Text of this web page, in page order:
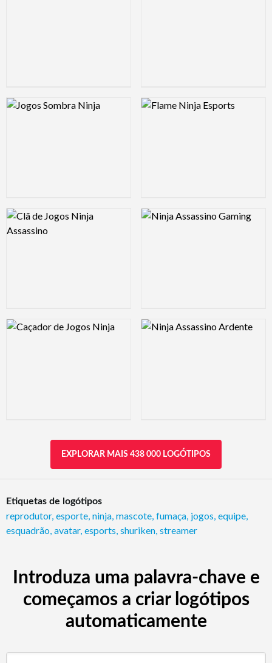
Logo Preview Image Logo Preview Image
Logo Preview Image Logo Preview Image
Logo Preview Image Logo Preview Image
EXPLORAR MAIS 438 000 LOGÓTIPOS
Etiquetas de logótipos
reprodutor, esporte ninja mascote fumaça jogos equipe
esquadrão avatar, esports shuriken streamer
Introduza uma palavra-chave e
começamos a criar logótipos
automaticamente